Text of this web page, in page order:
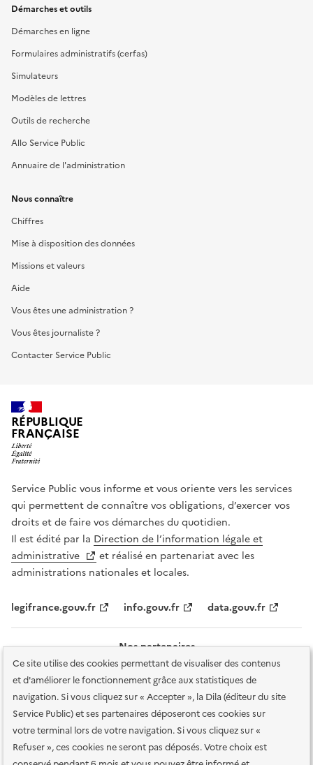
Ce site utilise des cookies permettant de visualiser des contenus
et d'améliorer le fonctionnement grâce aux statistiques de
navigation. Si vous cliquez sur « Accepter », la Dila (éditeur du site
Service Public) et ses partenaires déposeront ces cookies sur
votre terminal lors de votre navigation. Si vous cliquez sur «
Refuser », ces cookies ne seront pas déposés. Votre choix est
Démarches et outils
Démarches en ligne
Formulaires administratifs (cerfas)
Simulateurs
Modèles de lettres
Outils de recherche
Allo Service Public
Annuaire de l'administration
Nous connaître
Chiffres
Mise à disposition des données
Missions et valeurs
Aide
Vous êtes une administration ?
Vous êtes journaliste ?
Contacter Service Public
RÉPUBLIQUE
FRANÇAISE
Service Public vous informe et vous oriente vers les services
qui permettent de connaître vos obligations, d’exercer vos
droits et de faire vos démarches du quotidien.
Il est édité par la Direction de l’information légale et
administrative
et réalisé en partenariat avec les
administrations nationales et locales.
legifrance.gouv.fr info.gouv.fr data.gouv.fr
Nos partenaires
Plan du site Accessibilité : totalement conforme
Accessibilité des
services en ligne Mentions légales Données personnelles et sécurité